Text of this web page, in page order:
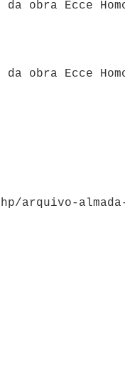
obra Ecce
obra Ecce
arquivo-